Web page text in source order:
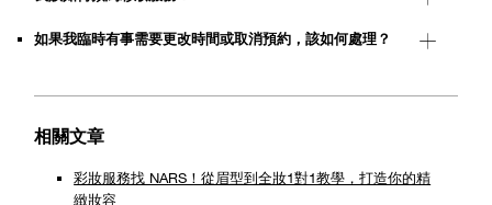
如果我臨時有事需要更改時間或取消預約，該如何處理？
相關文章
彩妝服務找 NARS！從眉型到全妝1對1教學，打造你的精
緻妝容